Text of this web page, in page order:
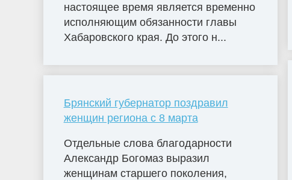
настоящее время является временно
исполняющим обязанности главы
Хабаровского края. До этого н...
Брянский губернатор поздравил
женщин региона с 8 марта
Отдельные слова благодарности
Александр Богомаз выразил
женщинам старшего поколения,